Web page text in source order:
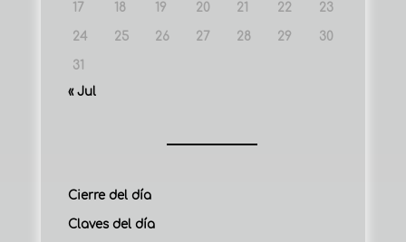
17 18 19 20 21 22 23
24 25 26 27 28 29 30
31
« Jul
Cierre del día
Claves del día